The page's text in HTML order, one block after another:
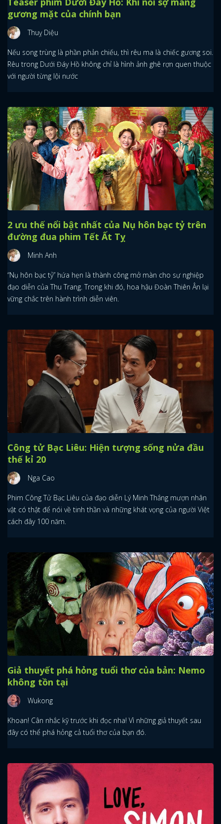
gương mặt của chính bạn
Thuỵ Diệu
Nếu song trùng là phần phản chiếu, thì rêu ma là chiếc gương soi.
Rêu trong Dưới Đáy Hồ không chỉ là hình ảnh ghê rợn quen thuộc
với người từng lội nước
2 ưu thế nổi bật nhất của Nụ hôn bạc tỷ trên
đường đua phim Tết Ất Tỵ
Minh Anh
“Nụ hôn bạc tỷ” hứa hẹn là thành công mở màn cho sự nghiệp
đạo diễn của Thu Trang. Trong khi đó, hoa hậu Đoàn Thiên Ân lại
vững chắc trên hành trình diễn viên.
Công tử Bạc Liêu: Hiện tượng sống nửa đầu
thế kỉ 20
Nga Cao
Phim Công Tử Bạc Liêu của đạo diễn Lý Minh Thắng mượn nhân
vật có thật để nói về tinh thần và những khát vọng của người Việt
cách đây 100 năm.
Giả thuyết phá hỏng tuổi thơ của bản: Nemo
không tồn tại
Wukong
Khoan! Cân nhắc kỹ trước khi đọc nha! Vì những giả thuyết sau
đây có thể phá hỏng cả tuổi thơ của bạn đó.